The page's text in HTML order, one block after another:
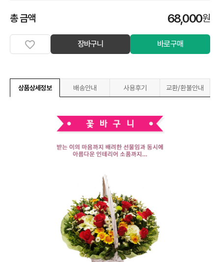
총 금액 68,000원
장바구니 바로구매
상품상세정보 배송안내 사용후기 교환/환불안내